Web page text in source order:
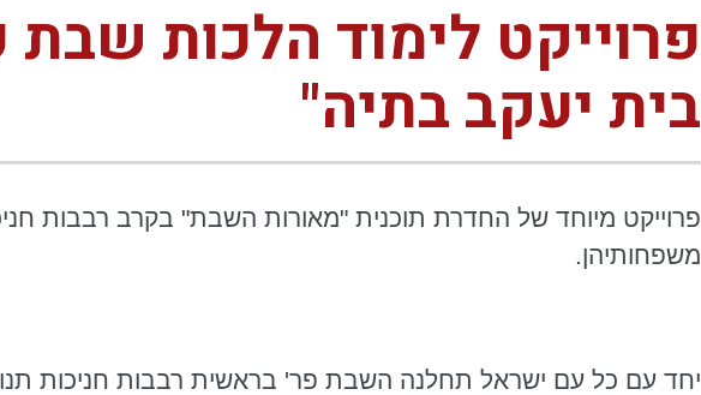
פרוייקט לימוד הלכות שבת
בית יעקב בתיה"
פרוייקט מיוחד של החדרת תוכנית "מאורות השבת" בקרב רבבות
משפחותיהן.
יחד עם כל עם ישראל תחלנה השבת פר' בראשית רבבות חניכות